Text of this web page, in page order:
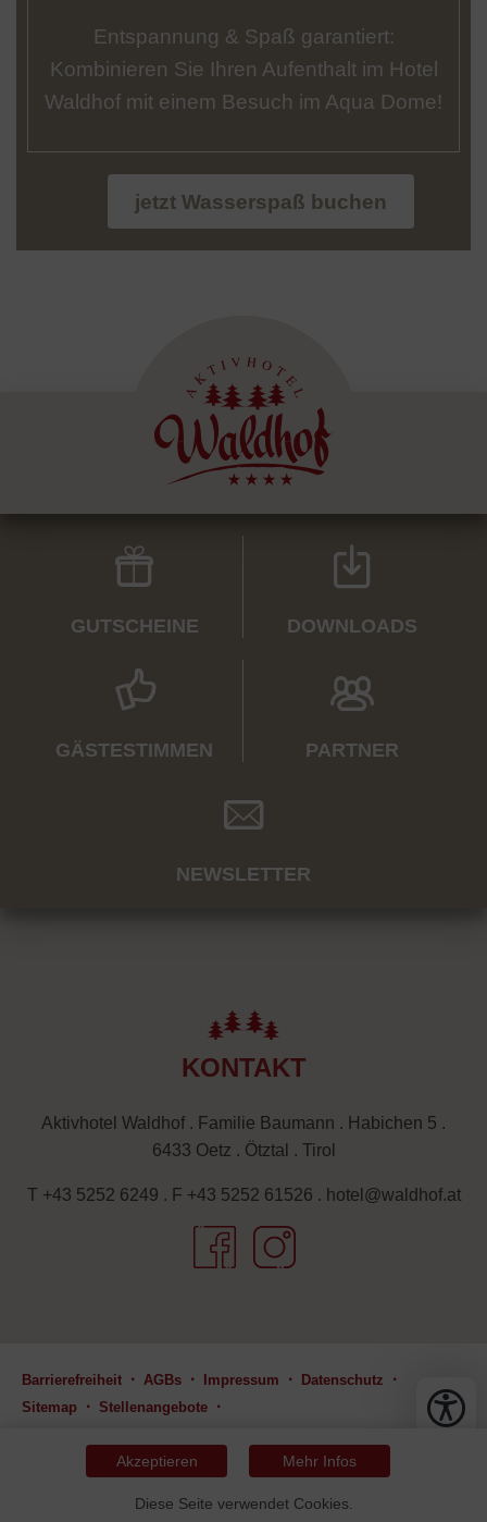
Entspannung & Spaß garantiert:
Kombinieren Sie Ihren Aufenthalt im Hotel
Waldhof mit einem Besuch im Aqua Dome!
jetzt Wasserspaß buchen
GUTSCHEINE DOWNLOADS
GÄSTESTIMMEN PARTNER
NEWSLETTER
KONTAKT
Aktivhotel Waldhof . Familie Baumann . Habichen 5 .
6433 Oetz . Ötztal . Tirol
T +43 5252 6249 . F +43 5252 61526 . hotel@waldhof.at
Barrierefreiheit AGBs Impressum
Datenschutz
Sitemap
Stellenangebote
Akzeptieren Mehr Infos
Diese Seite verwendet Cookies.